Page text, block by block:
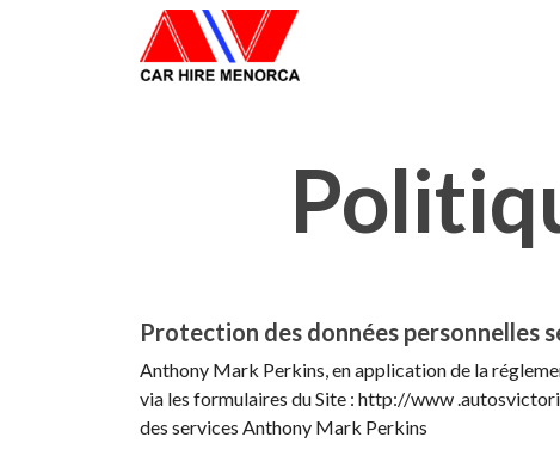
Protection des données personnelles
Anthony Mark Perkins, en application de la
via les formulaires du Site : http://www
des services Anthony Mark Perkins